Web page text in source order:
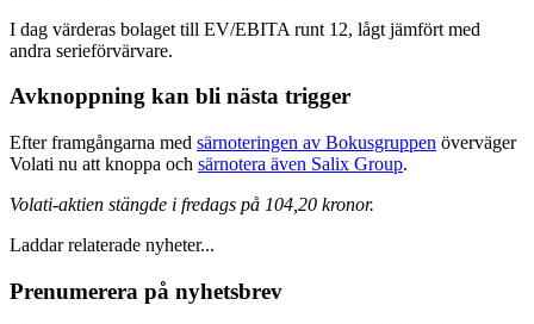
I dag värderas bolaget till EV/EBITA runt 12, lågt jämfört med
andra serieförvärvare.
Avknoppning kan bli nästa trigger
Efter framgångarna med särnoteringen av Bokusgruppen överväger
Volati nu att knoppa och särnotera även Salix Group.
Volati-aktien stängde i fredags på 104,20 kronor.
Laddar relaterade nyheter...
Prenumerera på nyhetsbrev